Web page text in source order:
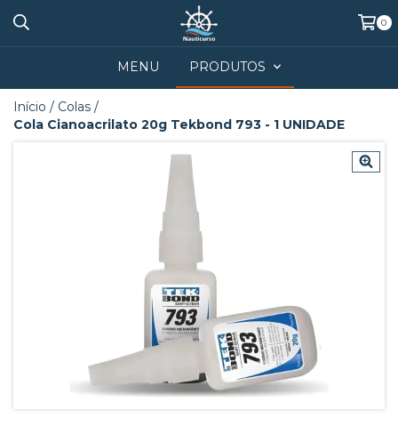
0
MENU PRODUTOS
Início / Colas /
Cola Cianoacrilato 20g Tekbond 793 - 1 UNIDADE